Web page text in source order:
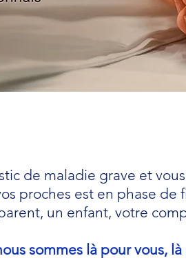
de maladie grave et
proches est en phase de
un enfant, votre
sommes là pour vous,